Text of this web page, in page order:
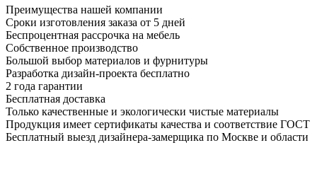
Преимущества нашей компании
Сроки изготовления заказа от 5 дней
Беспроцентная рассрочка на мебель
Собственное производство
Большой выбор материалов и фурнитуры
Разработка дизайн-проекта бесплатно
2 года гарантии
Бесплатная доставка
Только качественные и экологически чистые материалы
Продукция имеет сертификаты качества и соответствие ГОСТ
Бесплатный выезд дизайнера-замерщика по Москве и области